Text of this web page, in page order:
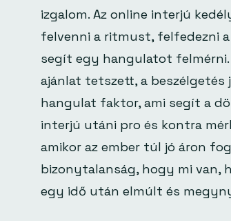
izgalom. Az online interjú
felvenni a ritmust, felfedezni
segít egy hangulatot
ajánlat tetszett, a beszélgetés
hangulat faktor, ami segít a
interjú utáni pro és kontra
amikor az ember túl jó áron
bizonytalanság, hogy mi van,
egy idő után elmúlt és